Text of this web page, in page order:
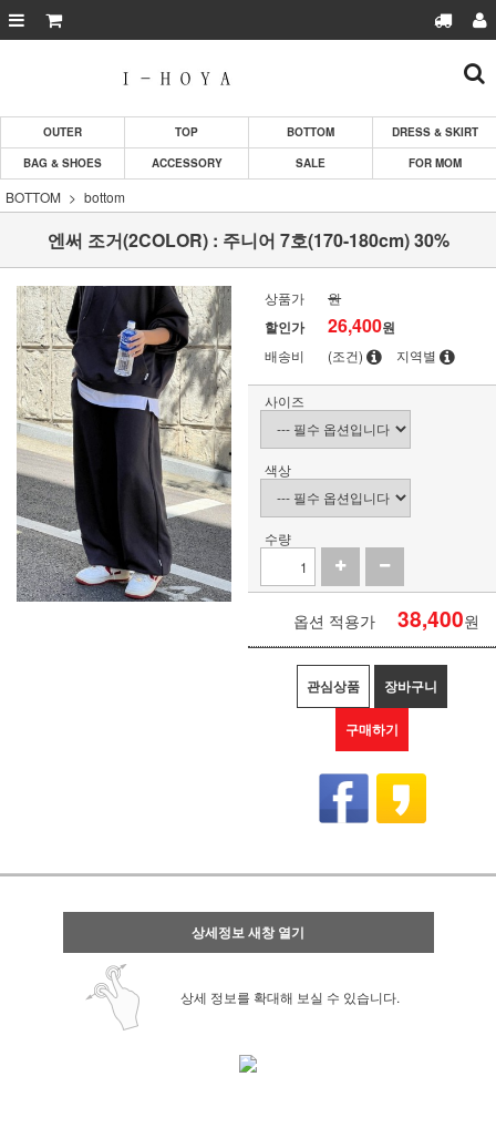
OUTER TOP BOTTOM
DRESS & SKIRT
BAG & SHOES
ACCESSORY SALE FOR MOM
BOTTOM bottom
엔써 조거(2COLOR) : 주니어 7호(170-180cm) 30%
상품가 원
할인가 26,400원
배송비 (조건) 지역별
사이즈
색상
수량
옵션 적용가 38,400원
관심상품 장바구니
구매하기
상세정보 새창 열기
상세 정보를 확대해 보실 수 있습니다.